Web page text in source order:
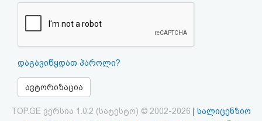
პაროლის
HTML
კოდი
დაგავიწყდათ პაროლი?
ავტორიზაცია
TOP.GE ვერსია 1.0.2 (სატესტო) © 2002-2026
სალიცენზიო